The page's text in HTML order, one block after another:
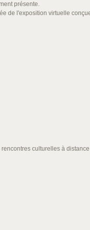
présente.
de l'exposition virtuelle
culturelles à